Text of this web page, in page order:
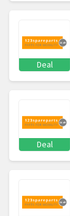
Deal
Deal